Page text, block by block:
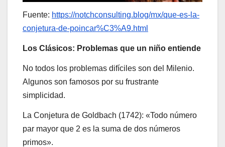
Fuente: https://notchconsulting.blog/mx/que-es-la-
conjetura-de-poincar%C3%A9.html
Los Clásicos: Problemas que un niño entiende
No todos los problemas difíciles son del Milenio.
Algunos son famosos por su frustrante
simplicidad.
La Conjetura de Goldbach (1742): «Todo número
par mayor que 2 es la suma de dos números
primos».